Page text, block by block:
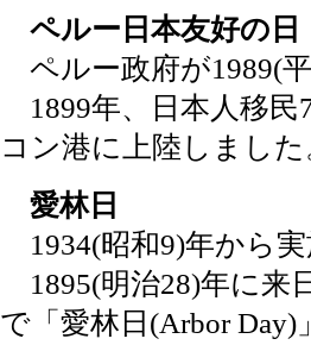
ペルー日本友好の日
ペルー政府が1989(
1899年、日本人移民
コン港に上陸しました
愛林日
1934(昭和9)年から
1895(明治28)年に来
で「愛林日(Arbor